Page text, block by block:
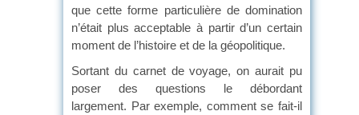
que cette forme particulière de domination
n’était plus acceptable à partir d’un certain
moment de l’histoire et de la géopolitique.
Sortant du carnet de voyage, on aurait pu
poser des questions le débordant
largement. Par exemple, comment se fait-il